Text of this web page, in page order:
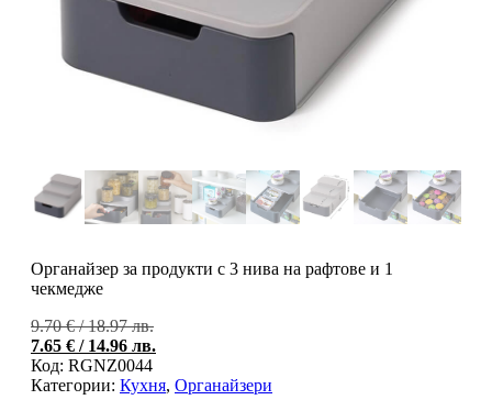
Органайзер за продукти с 3 нива на рафтове и 1
чекмедже
9.70€/ 18.97 лв.Original
price
9.70 €
7.65 € / 14.96 лв.
Код: RGNZ0044
Категории: Кухня, Органайзери